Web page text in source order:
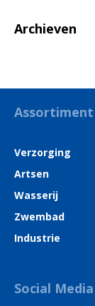
Archieven
Assortiment
Verzorging
Artsen
Wasserij
Zwembad
Industrie
Social Media